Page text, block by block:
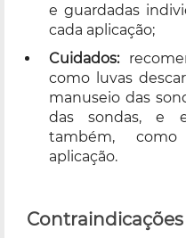
e guardadas
cada aplicação;
Cuidados:
como luvas
manuseio das
das sondas, e
também,
aplicação.
Contraindicações